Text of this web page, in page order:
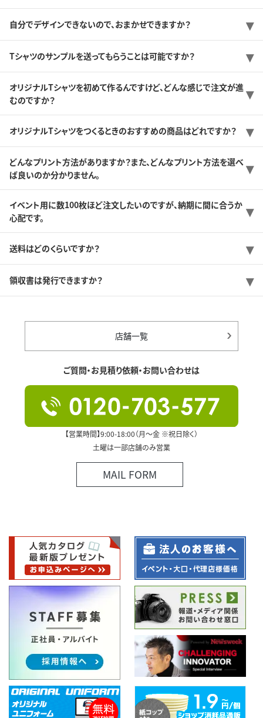
自分でデザインできないので、おまかせできますか？
Tシャツのサンプルを送ってもらうことは可能ですか？
オリジナルTシャツを初めて作るんですけど、どんな感じで注文が進
むのですか？
オリジナルTシャツをつくるときのおすすめの商品はどれですか？
どんなプリント方法がありますか？また、どんなプリント方法を選べ
ば良いのか分かりません。
イベント用に数100枚ほど注文したいのですが、納期に間に合うか
心配です。
送料はどのくらいですか？
領収書は発行できますか？
店舗一覧
ご質問・お見積り依頼・お問い合わせは
【営業時間】9:00-18:00（月～金 ※祝日除く）
土曜は一部店舗のみ営業
MAIL FORM